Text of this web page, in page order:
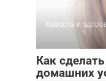
Красота и
Как
домашних